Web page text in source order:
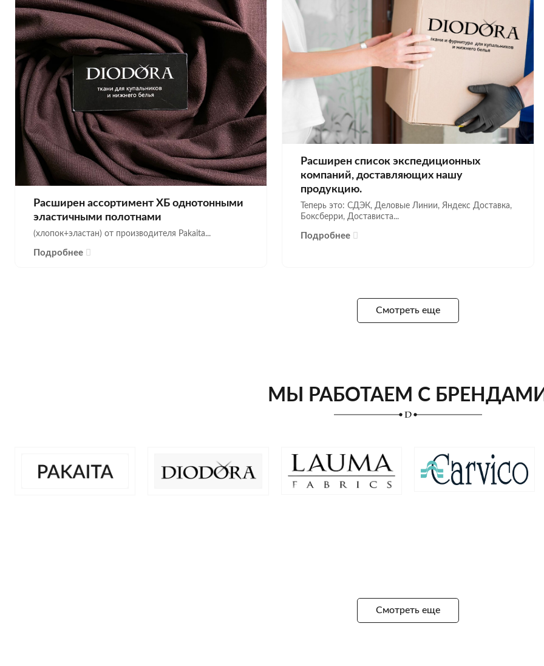
Расширен ассортимент ХБ однотонными
эластичными полотнами
(хлопок+эластан) от производителя Pakaita...
Подробнее
Расширен список экспедиционных
компаний, доставляющих нашу
продукцию.
Теперь это: СДЭК, Деловые Линии, Яндекс Доставка,
Боксберри, Достависта...
Подробнее
Смотреть еще
МЫ РАБОТАЕМ С
Смотреть еще